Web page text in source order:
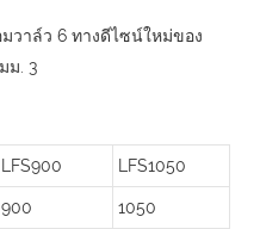
LFS900 LFS1050
900 1050